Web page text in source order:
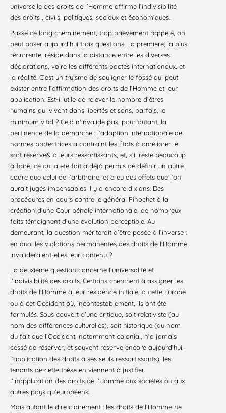
universelle des droits de l’Homme affirme l’indivisibilité
des droits , civils, politiques, sociaux et économiques.
Passé ce long cheminement, trop brièvement rappelé, on
peut poser aujourd’hui trois questions. La première, la plus
récurrente, réside dans la distance entre les diverses
déclarations, voire les différents pactes internationaux, et
la réalité. C’est un truisme de souligner le fossé qui peut
exister entre l’affirmation des droits de l’Homme et leur
application. Est-il utile de relever le nombre d’êtres
humains qui vivent dans libertés et sans, parfois, le
minimum vital ? Cela n’invalide pas, pour autant, la
pertinence de la démarche : l’adoption internationale de
normes protectrices a contraint les États à améliorer le
sort réservé& à leurs ressortissants, et, s’il reste beaucoup
à faire, ce qui a été fait a déjà permis de définir un autre
cadre que celui de l’arbitraire, et a eu des effets que l’on
aurait jugés impensables il y a encore dix ans. Des
procédures en cours contre le général Pinochet à la
création d’une Cour pénale internationale, de nombreux
faits témoignent d’une évolution perceptible. Au
demeurant, la question mériterait d’être posée à l’inverse :
en quoi les violations permanentes des droits de l’Homme
invalideraient-elles leur contenu ?
La deuxième question concerne l’universalité et
l’indivisibilité des droits. Certains cherchent à assigner les
droits de l’Homme à leur résidence initiale, à cette Europe
ou à cet Occident où, incontestablement, ils ont été
formulés. Sous couvert d’une critique, soit relativiste (au
nom des différences culturelles), soit historique (au nom
du fait que l’Occident, notamment colonial, n’a jamais
cessé de réserver, et souvent réserve encore aujourd’hui,
l’application des droits à ses seuls ressortissants), les
tenants de cette thèse en viennent à justifier
l’inapplication des droits de l’Homme aux sociétés ou aux
autres pays qu’européens.
Mais autant le dire clairement : les droits de l’Homme ne